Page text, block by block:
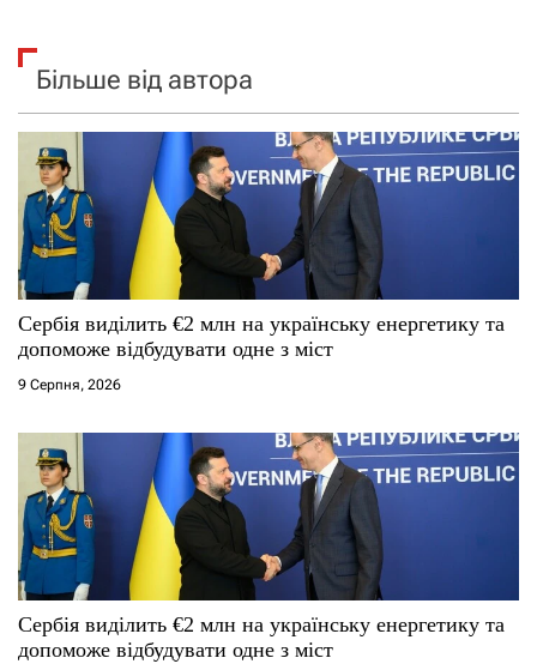
Більше від автора
Сербія виділить €2 млн на українську енергетику та
допоможе відбудувати одне з міст
9 Серпня, 2026
Сербія виділить €2 млн на українську енергетику та
допоможе відбудувати одне з міст